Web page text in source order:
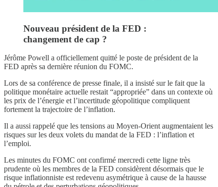
Nouveau président de la FED :
changement de cap ?
Jérôme Powell a officiellement quitté le poste de président de la
FED après sa dernière réunion du FOMC.
Lors de sa conférence de presse finale, il a insisté sur le fait que la
politique monétaire actuelle restait “appropriée” dans un contexte où
les prix de l’énergie et l’incertitude géopolitique compliquent
fortement la trajectoire de l’inflation.
Il a aussi rappelé que les tensions au Moyen-Orient augmentaient les
risques sur les deux volets du mandat de la FED : l’inflation et
l’emploi.
Les minutes du FOMC ont confirmé mercredi cette ligne très
prudente où les membres de la FED considèrent désormais que le
risque inflationniste est redevenu asymétrique à cause de la hausse